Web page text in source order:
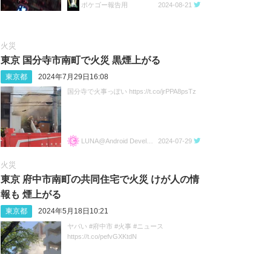
ポケゴー報告用 2024-08-21
火災
東京 国分寺市南町で火災 黒煙上がる
東京都 2024年7月29日16:08
国分寺で火事っぽい https://t.co/jrPPA8psTz
LUNA@Android Developer 2024-07-29
火災
東京 府中市南町の共同住宅で火災 けが人の情
報も 煙上がる
東京都 2024年5月18日10:21
ヤバい #府中市 #火事 #ニュース
https://t.co/pefvGXKtdN